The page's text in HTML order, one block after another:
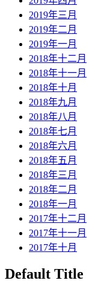
2019年三月
2019年二月
2019年一月
2018年十二月
2018年十一月
2018年十月
2018年九月
2018年八月
2018年七月
2018年六月
2018年五月
2018年三月
2018年二月
2018年一月
2017年十二月
2017年十一月
2017年十月
Default Title